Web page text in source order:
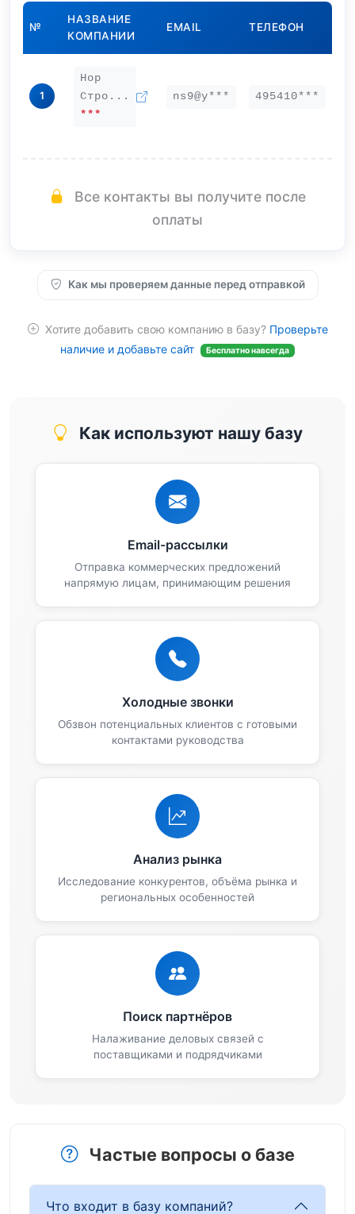
№
НАЗВАНИЕ
КОМПАНИИ
EMAIL ТЕЛЕФОН
1
Нор
Стро...
***
ns9@y*** 495410***
Все контакты вы получите после
оплаты
Как мы проверяем данные перед отправкой
Хотите добавить свою компанию в базу? Проверьте
наличие и добавьте сайт
Бесплатно навсегда
Как используют нашу базу
Email-рассылки
Отправка коммерческих предложений
напрямую лицам, принимающим решения
Холодные звонки
Обзвон потенциальных клиентов с готовыми
контактами руководства
Анализ рынка
Исследование конкурентов, объёма рынка и
региональных особенностей
Поиск партнёров
Налаживание деловых связей с
поставщиками и подрядчиками
Частые вопросы о базе
Что входит в базу компаний?